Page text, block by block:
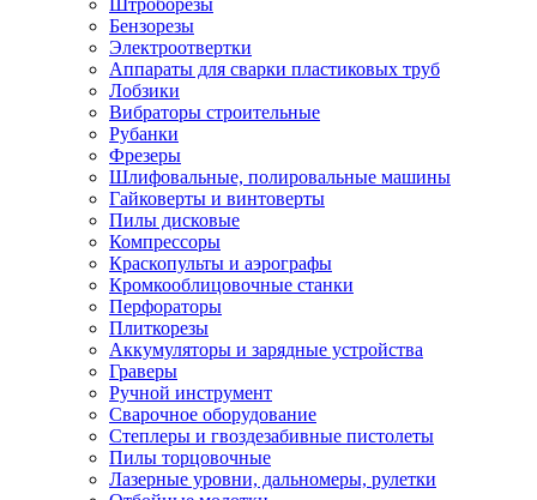
Штроборезы
Бензорезы
Электроотвертки
Аппараты для сварки пластиковых труб
Лобзики
Вибраторы строительные
Рубанки
Фрезеры
Шлифовальные, полировальные машины
Гайковерты и винтоверты
Пилы дисковые
Компрессоры
Краскопульты и аэрографы
Кромкооблицовочные станки
Перфораторы
Плиткорезы
Аккумуляторы и зарядные устройства
Граверы
Ручной инструмент
Сварочное оборудование
Степлеры и гвоздезабивные пистолеты
Пилы торцовочные
Лазерные уровни, дальномеры, рулетки